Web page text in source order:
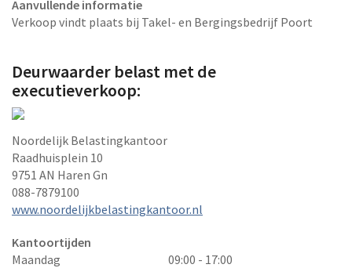
Aanvullende informatie
Verkoop vindt plaats bij Takel- en Bergingsbedrijf Poort
Deurwaarder belast met de
executieverkoop:
Noordelijk Belastingkantoor
Raadhuisplein 10
9751 AN Haren Gn
088-7879100
www.noordelijkbelastingkantoor.nl
Kantoortijden
Maandag
09:00 - 17:00